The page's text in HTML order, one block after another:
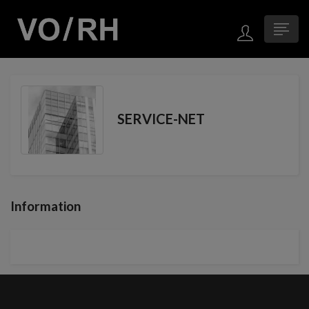
SERVICE-NET
Information